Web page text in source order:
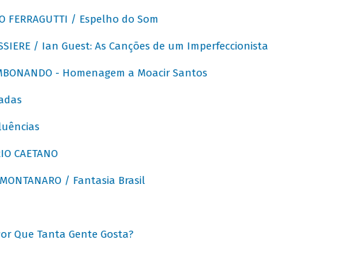
FERRAGUTTI / Espelho do Som
/ Ian Guest: As Canções de um Imperfeccionista
- Homenagem a Moacir Santos
CAETANO
MONTANARO / Fantasia Brasil
Que Tanta Gente Gosta?